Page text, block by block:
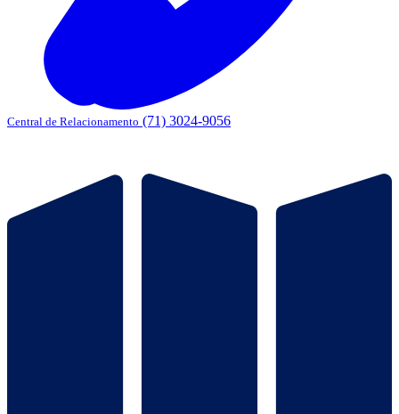
Central de Relacionamento (71) 3024-9056